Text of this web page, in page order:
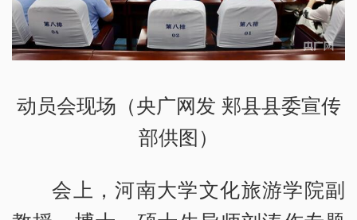
动员会现场（央广网发 郏县县委宣传
部供图）
会上，河南大学文化旅游学院副